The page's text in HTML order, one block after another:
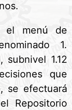
el menú de
1.
subnivel 1.12
que
se efectuará
Repositorio